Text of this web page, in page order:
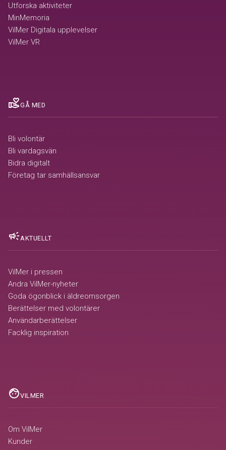
Utforska aktiviteter
MinMemoria
VilMer Digitala upplevelser
VilMer VR
volunteer_activismGÅ MED
Bli volontär
Bli vardagsvän
Bidra digitalt
Företag tar samhällsansvar
campaign AKTUELLT
VilMer i pressen
Andra VilMer-nyheter
Goda ögonblick i äldreomsorgen
Berättelser med volontärer
Användarberättelser
Facklig inspiration
faceVILMER
Om VilMer
Kunder